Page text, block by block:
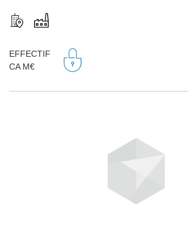
EFFECTIF
CA M€